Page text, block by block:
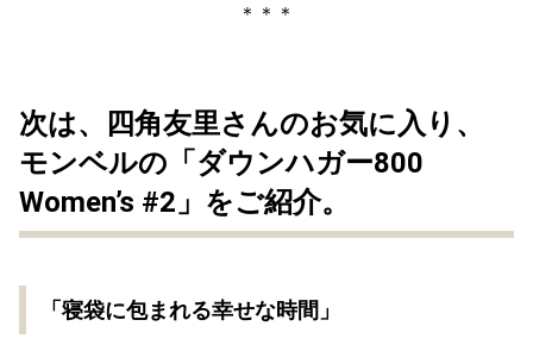
＊＊＊
次は、四角友里さんのお気に入り、
モンベルの「ダウンハガー800
Women’s #2」をご紹介。
「寝袋に包まれる幸せな時間」